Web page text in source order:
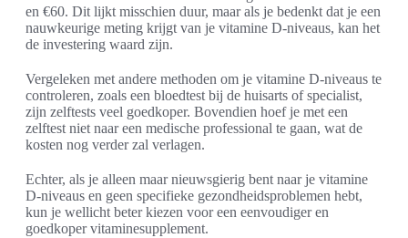
en €60. Dit lijkt misschien duur, maar als je bedenkt dat je een
nauwkeurige meting krijgt van je vitamine D-niveaus, kan het
de investering waard zijn.
Vergeleken met andere methoden om je vitamine D-niveaus te
controleren, zoals een bloedtest bij de huisarts of specialist,
zijn zelftests veel goedkoper. Bovendien hoef je met een
zelftest niet naar een medische professional te gaan, wat de
kosten nog verder zal verlagen.
Echter, als je alleen maar nieuwsgierig bent naar je vitamine
D-niveaus en geen specifieke gezondheidsproblemen hebt,
kun je wellicht beter kiezen voor een eenvoudiger en
goedkoper vitaminesupplement.